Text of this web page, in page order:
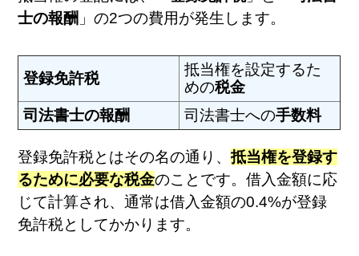
士の報酬 」の2つの費用が発生します。
登録免許税
抵当権を設定するた
めの税金
司法書士の報酬
司法書士への手数料
登録免許税とはその名の通り、抵当権を登録す
るために必要な税金のことです。借入金額に応
じて計算され、通常は借入金額の0.4%が登録
免許税としてかかります。